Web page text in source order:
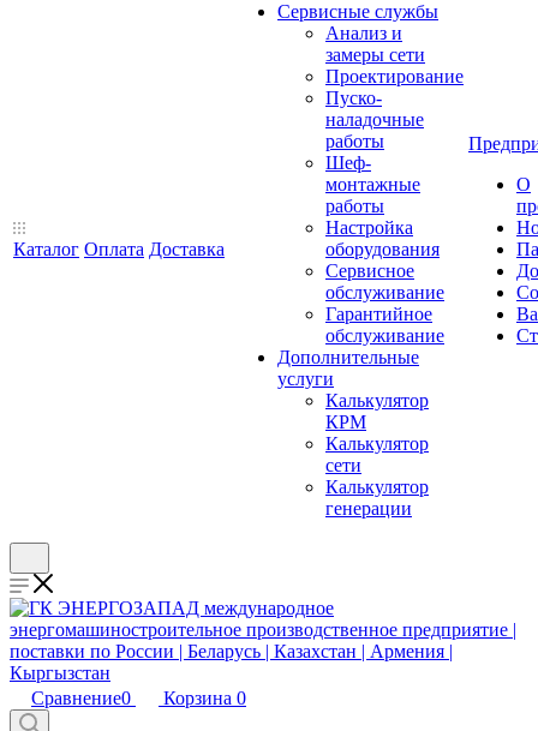
Каталог Оплата Доставка
Сервисные службы
Анализ и
замеры сети
Проектирование
Пуско-
наладочные
работы
Шеф-
монтажные
работы
Настройка
оборудования
Сервисное
обслуживание
Гарантийное
обслуживание
Дополнительные
услуги
Калькулятор
КРМ
Калькулятор
сети
Калькулятор
генерации
О
Сравнение0 Корзина 0